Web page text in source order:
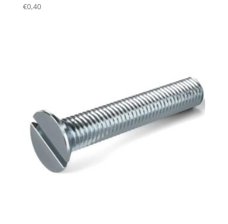
€0,40